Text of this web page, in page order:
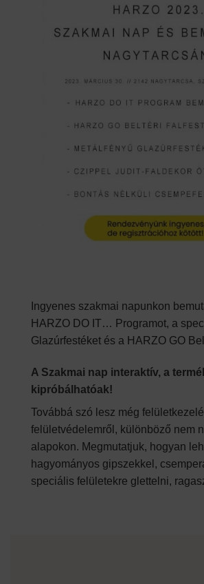
Ingyenes szakmai napunkon
HARZO DO IT… Programot, a
Glazúrfestéket és a HARZO GO
A Szakmai nap interaktív, a
kipróbálhatóak!
Továbbá szó lesz még
felületvédelemről, különböző nem
alapokon. Megmutatjuk, hogyan
hagyományos gipszekkel,
speciális felületekre glettelni,